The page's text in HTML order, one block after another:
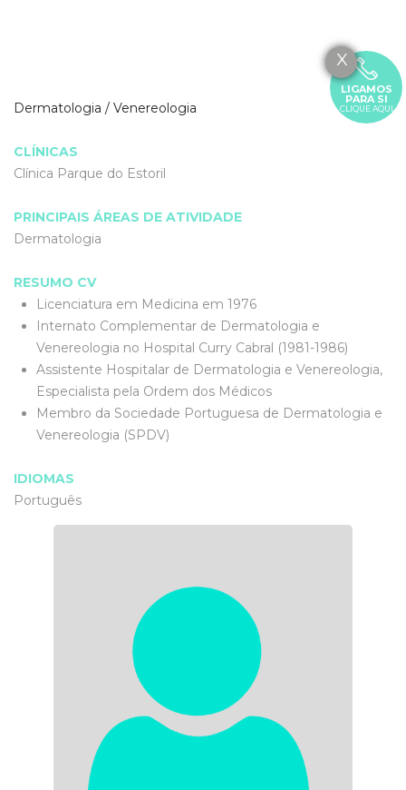
X
LIGAMOS
PARA SI
CLIQUE AQUI
Dermatologia / Venereologia
CLÍNICAS
Clínica Parque do Estoril
PRINCIPAIS ÁREAS DE ATIVIDADE
Dermatologia
RESUMO CV
Licenciatura em Medicina em 1976
Internato Complementar de Dermatologia e
Venereologia no Hospital Curry Cabral (1981-1986)
Assistente Hospitalar de Dermatologia e Venereologia,
Especialista pela Ordem dos Médicos
Membro da Sociedade Portuguesa de Dermatologia e
Venereologia (SPDV)
IDIOMAS
Português